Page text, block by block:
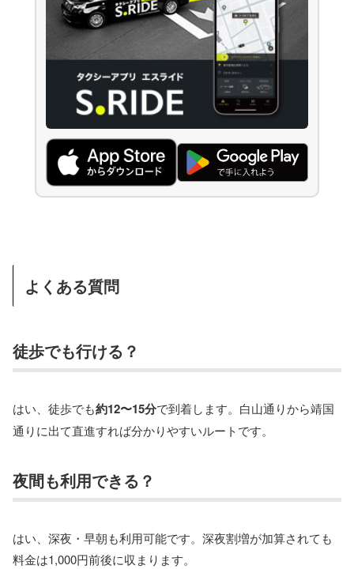
よくある質問
徒歩でも行ける？
はい、徒歩でも約12〜15分で到着します。白山通りから靖国
通りに出て直進すれば分かりやすいルートです。
夜間も利用できる？
はい、深夜・早朝も利用可能です。深夜割増が加算されても
料金は1,000円前後に収まります。